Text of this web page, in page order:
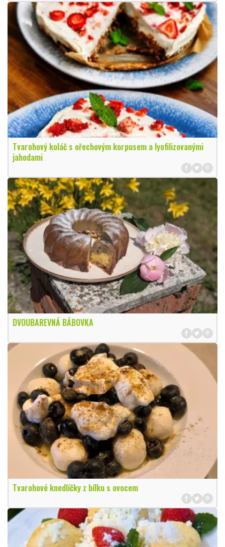
Tvarohový koláč s ořechovým korpusem a lyofilizovanými
jahodami
DVOUBAREVNÁ BÁBOVKA
Tvarohové knedlíčky z bílku s ovocem